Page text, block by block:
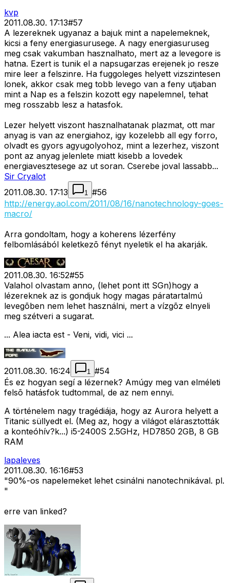
kvp
2011.08.30. 17:13#57
A lezereknek ugyanaz a bajuk mint a napelemeknek,
kicsi a feny energiasurusege. A nagy energiasuruseg
meg csak vakumban hasznalhato, mert az a levegore is
hatna. Ezert is tunik el a napsugarzas erejenek jo resze
mire leer a felszinre. Ha fuggoleges helyett vizszintesen
lonek, akkor csak meg tobb levego van a feny utjaban
mint a Nap es a felszin kozott egy napelemnel, tehat
meg rosszabb lesz a hatasfok.
Lezer helyett viszont hasznalhatanak plazmat, ott mar
anyag is van az energiahoz, igy kozelebb all egy forro,
olvadt es gyors agyugolyohoz, mint a lezerhez, viszont
pont az anyag jelenlete miatt kisebb a lovedek
energiavesztesege az ut soran. Cserebe joval lassabb...
Sir Cryalot
2011.08.30. 17:13
1 #56
http://energy.aol.com/2011/08/16/nanotechnology-goes-
macro/
Arra gondoltam, hogy a koherens lézerfény
felbomlásából keletkezõ fényt nyeletik el ha akarják.
2011.08.30. 16:52#55
Valahol olvastam anno, (lehet pont itt SGn)hogy a
lézereknek az is gondjuk hogy magas páratartalmú
levegõben nem lehet használni, mert a vízgõz elnyeli
meg szétveri a sugarat.
... Alea iacta est - Veni, vidi, vici ...
2011.08.30. 16:24 1 #54
És ez hogyan segí a lézernek? Amúgy meg van elméleti
felsõ hatásfok tudtommal, de az nem ennyi.
A történelem nagy tragédiája, hogy az Aurora helyett a
Titanic süllyedt el. (Meg az, hogy a világot elárasztották
a konteóhív?k...) i5-2400S 2.5GHz, HD7850 2GB, 8 GB
RAM
lapaleves
2011.08.30. 16:16#53
"90%-os napelemeket lehet csinálni nanotechnikával. pl.
"
erre van linked?